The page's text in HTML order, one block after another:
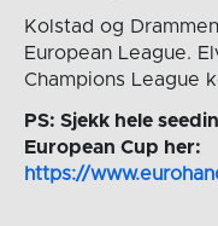
Kolstad og
European League.
Champions League
PS: Sjekk hele
European Cup her:
https://